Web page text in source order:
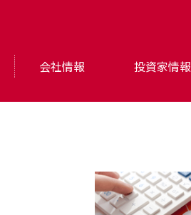
会社情報 投資家情報